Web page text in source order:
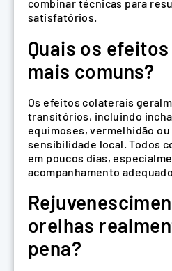
combinar técnicas para
satisfatórios.
Quais os
mais comuns?
Os efeitos colaterais
transitórios, incluindo
equimoses, vermelhidão
sensibilidade local. Todos
em poucos dias,
acompanhamento
orelhas
pena?